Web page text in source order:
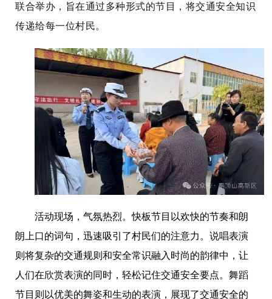
联合举办，旨在通过多种形式的节目，将交通安全知识
传递给每一位村民。
活动现场，气氛热烈。快板节目以欢快的节奏和朗
朗上口的词句，迅速吸引了村民们的注意力。说唱表演
则将复杂的交通规则和安全常识融入时尚的韵律中，让
人们在欣赏表演的同时，轻松记住交通安全要点。舞蹈
节目则以优美的舞姿和生动的表演，展现了交通安全的